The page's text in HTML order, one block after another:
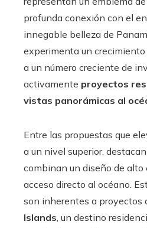
profunda conexión con el
innegable belleza de
experimenta un
a un número creciente de
activamente proyectos
vistas panorámicas al
Entre las propuestas que
a un nivel superior,
combinan un diseño de alto
acceso directo al océano.
son inherentes a proyectos
Islands, un destino